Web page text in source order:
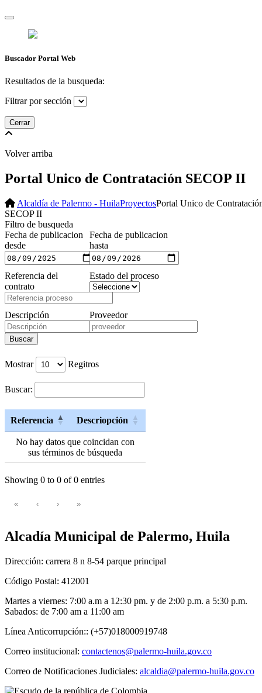
Buscador Portal Web
Resultados de la busqueda:
Filtrar por sección
Cerrar
Volver arriba
Portal Unico de Contratación SECOP II
Alcaldía de Palermo - HuilaProyectosPortal Unico de
SECOP II
Filtro de busqueda
Fecha de publicacion
desde
Fecha de publicacion
hasta
Referencia del
contrato
Estado del proceso
Descripción Proveedor
Buscar
Mostrar Regitros
Buscar:
Referencia Descriopción
No hay datos que coincidan con
sus términos de búsqueda
Showing 0 to 0 of 0 entries
« ‹ › »
Alcadía Municipal de Palermo, Huila
Dirección: carrera 8 n 8-54 parque principal
Código Postal: 412001
Martes a viernes: 7:00 a.m a 12:30 pm. y de 2:00 p.m. a 5:30 p.m.
Sabados: de 7:00 am a 11:00 am
Línea Anticorrupción:: (+57)018000919748
Correo institucional: contactenos@palermo-huila.gov.co
Correo de Notificaciones Judiciales: alcaldia@palermo-huila.gov.co